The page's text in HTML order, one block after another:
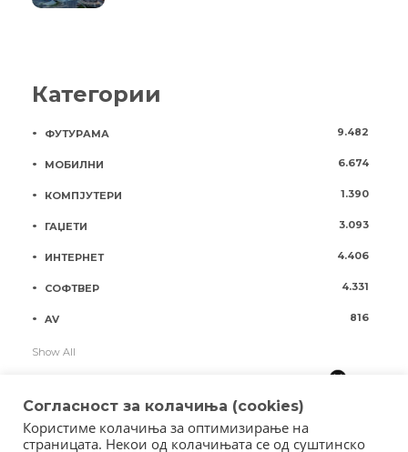
Категории
ФУТУРАМА 9.482
МОБИЛНИ 6.674
КОМПЈУТЕРИ 1.390
ГАЏЕТИ 3.093
ИНТЕРНЕТ 4.406
СОФТВЕР 4.331
AV 816
Show All
Согласност за колачиња (cookies)
Користиме колачиња за оптимизирање на
страницата. Некои од колачињата се од суштинско